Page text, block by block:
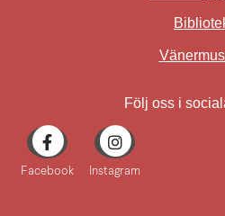
Följ oss i
Facebook Instagram